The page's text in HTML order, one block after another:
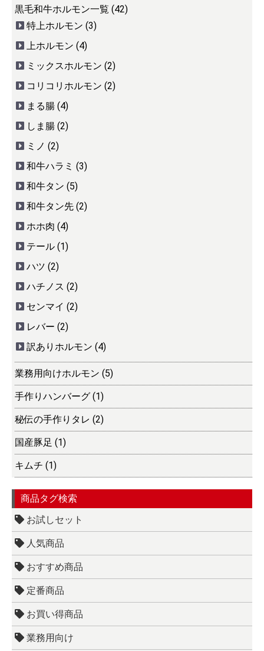
黒毛和牛ホルモン一覧 (42)
特上ホルモン (3)
上ホルモン (4)
ミックスホルモン (2)
コリコリホルモン (2)
まる腸 (4)
しま腸 (2)
ミノ (2)
和牛ハラミ (3)
和牛タン (5)
和牛タン先 (2)
ホホ肉 (4)
テール (1)
ハツ (2)
ハチノス (2)
センマイ (2)
レバー (2)
訳ありホルモン (4)
業務用向けホルモン (5)
手作りハンバーグ (1)
秘伝の手作りタレ (2)
国産豚足 (1)
キムチ (1)
商品タグ検索
お試しセット
人気商品
おすすめ商品
定番商品
お買い得商品
業務用向け